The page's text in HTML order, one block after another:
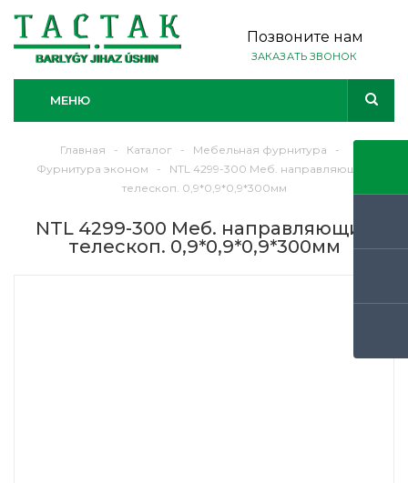
Позвоните нам
ЗАКАЗАТЬ ЗВОНОК
МЕНЮ
Главная - Каталог - Мебельная фурнитура
-
Фурнитура эконом
-
NTL 4299-300 Меб. направляющие
телескоп. 0,9*0,9*0,9*300мм
NTL 4299-300 Меб. направляющие
телескоп. 0,9*0,9*0,9*300мм